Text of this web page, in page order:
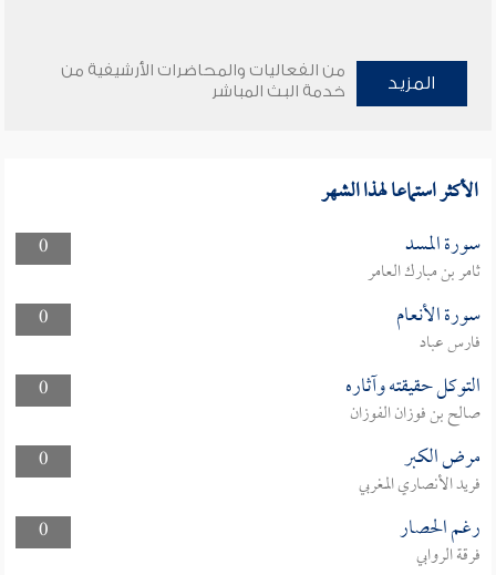
المزيد
من الفعاليات والمحاضرات الأرشيفية من
خدمة البث المباشر
الأكثر استماعا لهذا الشهر
0 سورة المسد
ثامر بن مبارك العامر
0
سورة الأنعام
فارس عباد
0
التوكل حقيقته وآثاره
صالح بن فوزان الفوزان
0
مرض الكبر
فريد الأنصاري المغربي
0
رغم الحصار
فرقة الروابي